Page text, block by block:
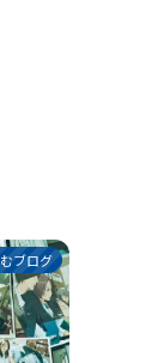
ブログ